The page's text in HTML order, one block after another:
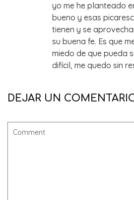
yo me he planteado
bueno y esas
tienen y se
su buena fe. Es que
miedo de que pueda
difícil, me quedo sin
DEJAR UN